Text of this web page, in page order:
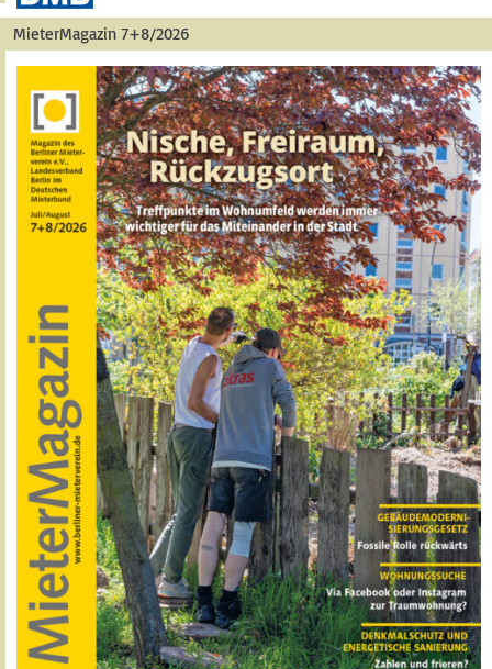
MieterMagazin 7+8/2026